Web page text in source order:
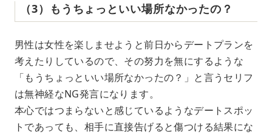
（3）もうちょっといい場所なかったの？
男性は女性を楽しませようと前日からデートプランを
考えたりしているので、その努力を無にするような
「もうちょっといい場所なかったの？」と言うセリフ
は無神経なNG発言になります。
本心ではつまらないと感じているようなデートスポッ
トであっても、相手に直接告げると傷つける結果にな